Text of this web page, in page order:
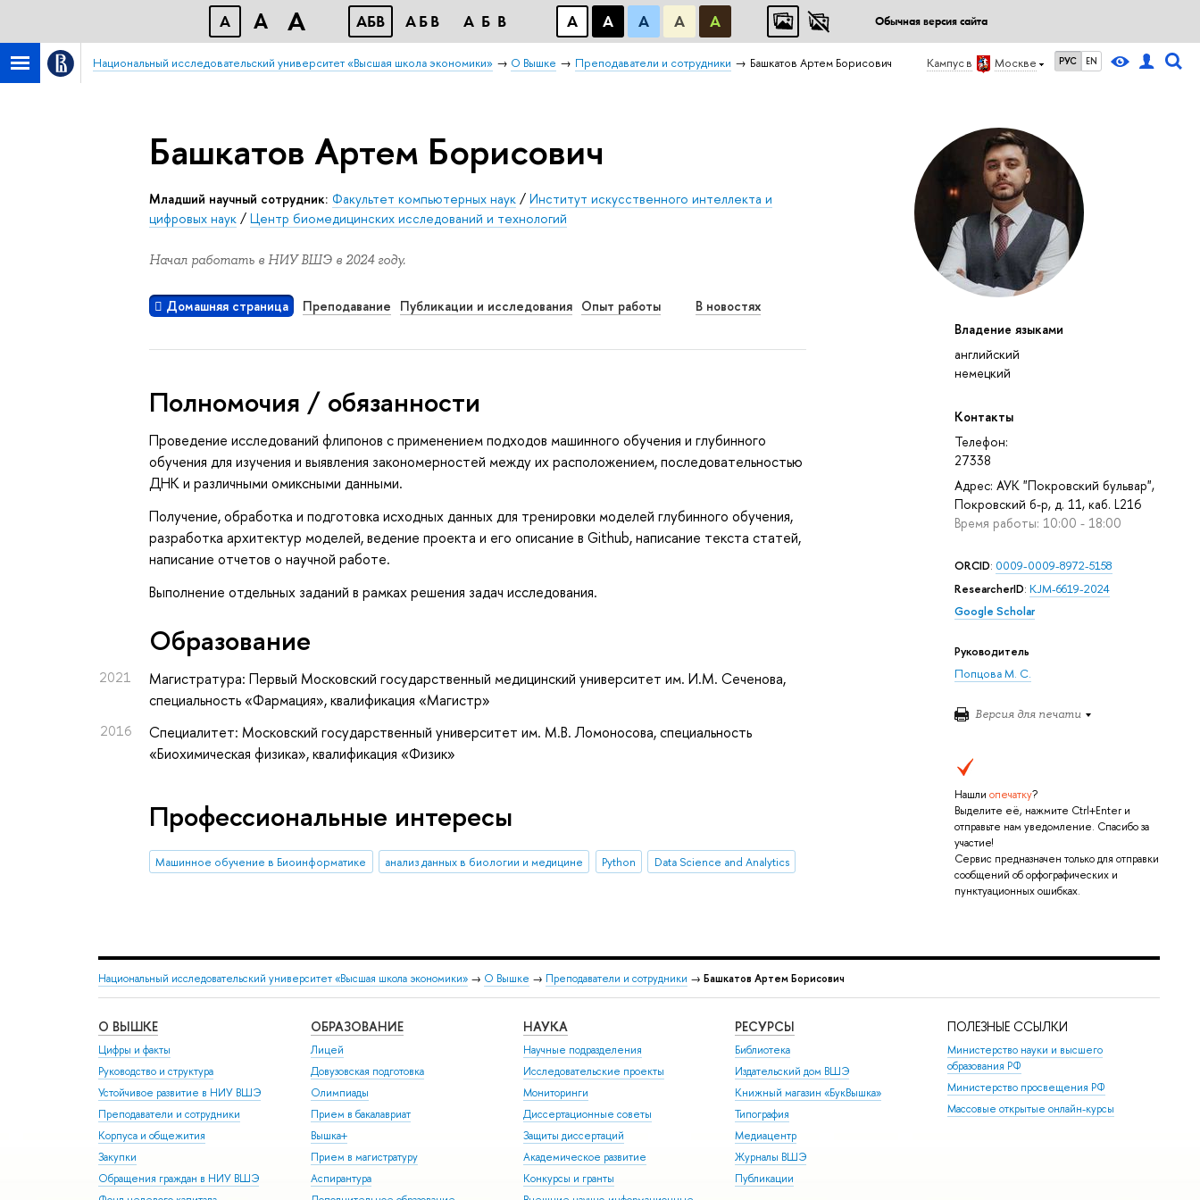
A A A АБB АБB АБB А А А А А Обычная версия сайта
Кампус в Москве РУС EN
Национальный исследовательский университет «Высшая школа экономики» О Вышке Преподаватели и сотрудники Башкатов Артем Борисович
Владение языками
английский
немецкий
Контакты
Телефон:
27338
Адрес: АУК "Покровский бульвар",
Покровский б-р, д. 11, каб. L216
Время работы: 10:00 - 18:00
ORCID: 0009-0009-8972-5158
ResearcherID: KJM-6619-2024
Google Scholar
Руководитель
Попцова М. С.
Версия для печати
Нашли опечатку?
Выделите её, нажмите Ctrl+Enter и
отправьте нам уведомление. Спасибо за
участие!
Сервис предназначен только для отправки
сообщений об орфографических и
пунктуационных ошибках.
Башкатов Артем Борисович
Младший научный сотрудник: Факультет компьютерных наук /Институт искусственного интеллекта и
цифровых наук /Центр биомедицинских исследований и технологий
Начал работать в НИУ ВШЭ в 2024 году.
Домашняя страница Преподавание Публикации и исследования Опыт работы В новостях
Полномочия / обязанности
Проведение исследований флипонов с применением подходов машинного обучения и глубинного
обучения для изучения и выявления закономерностей между их расположением, последовательностью
ДНК и различными омиксными данными.
Получение, обработка и подготовка исходных данных для тренировки моделей глубинного обучения,
разработка архитектур моделей, ведение проекта и его описание в Github, написание текста статей,
написание отчетов о научной работе.
Выполнение отдельных заданий в рамках решения задач исследования.
Oбразование
2021
Магистратура: Первый Московский государственный медицинский университет им. И.М. Сеченова,
специальность «Фармация», квалификация «Магистр»
2016
Специалитет: Московский государственный университет им. М.В. Ломоносова, специальность
«Биохимическая физика», квалификация «Физик»
Профессиональные интересы
Машинное обучение в Биоинформатике анализ данных в биологии и медицине Python Data Science and Analytics
Национальный исследовательский университет «Высшая школа экономики» → О Вышке → Преподаватели и сотрудники → Башкатов Артем Борисович
О ВЫШКЕ
Цифры и факты
Руководство и структура
Устойчивое развитие в НИУ ВШЭ
Преподаватели и сотрудники
Корпуса и общежития
Закупки
Обращения граждан в НИУ ВШЭ
ОБРАЗОВАНИЕ
Лицей
Довузовская подготовка
Олимпиады
Прием в бакалавриат
Вышка+
Прием в магистратуру
Аспирантура
НАУКА
Научные подразделения
Исследовательские проекты
Мониторинги
Диссертационные советы
Защиты диссертаций
Академическое развитие
Конкурсы и гранты
РЕСУРСЫ
Библиотека
Издательский дом ВШЭ
Книжный магазин «БукВышка»
Типография
Медиацентр
Журналы ВШЭ
Публикации
ПОЛЕЗНЫЕ ССЫЛКИ
Министерство науки и высшего
образования РФ
Министерство просвещения РФ
Массовые открытые онлайн-курсы